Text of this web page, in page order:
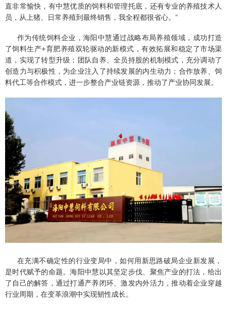
直非常愉快，有中慧优质的饲料和管理托底，还有专业的养殖技术人
员，从上猪、日常养殖到最终销售，我全程都很省心。”
作为传统饲料企业，海阳中慧通过战略布局养殖领域，成功打造
了饲料生产+育肥养殖双轮驱动的新模式，有效拓展和稳定了市场渠
道，实现了转型升级；团队自养、全员持股的机制模式，充分调动了
创造力与积极性，为企业注入了持续发展的内生动力；合作放养、饲
料代工等合作模式，进一步整合产业链资源，推动了产业协同发展。
在充满不确定性的行业变局中，如何用新思路破局企业新发展，
是时代赋予的命题。海阳中慧以其坚定步伐、聚焦产业的打法，给出
了自己的解答，通过打通产养闭环、激发内外活力，推动着企业穿越
行业周期，在变革浪潮中实现韧性成长。